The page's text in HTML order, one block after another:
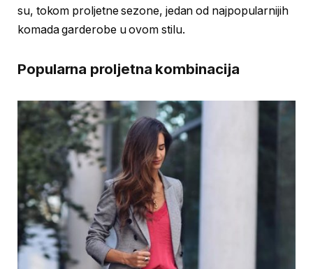
su, tokom proljetne sezone, jedan od najpopularnijih
komada garderobe u ovom stilu.
Popularna proljetna kombinacija